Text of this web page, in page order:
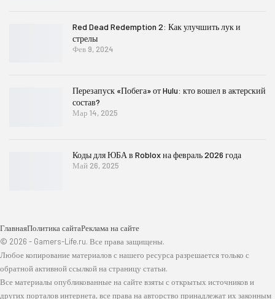
Red Dead Redemption 2: Как улучшить лук и
стрелы
Фев 9, 2024
Перезапуск «Побега» от Hulu: кто вошел в актерский
состав?
Мар 14, 2025
Коды для ЮБА в Roblox на февраль 2026 года
Май 26, 2025
ГлавнаяПолитика сайтаРеклама на сайте
© 2026 - Gamers-Life.ru. Все права защищены.
Любое копирование материалов с нашего ресурса разрешается только с
обратной активной ссылкой на страницу статьи.
Все материалы опубликованные на сайте взяты с открытых источников и
других порталов интернета, все права на авторство принадлежат их законным